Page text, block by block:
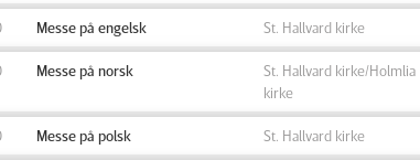
Messe på engelsk St. Hallvard kirke
Messe på norsk
St. Hallvard kirke/Holmlia
kirke
Messe på polsk St. Hallvard kirke